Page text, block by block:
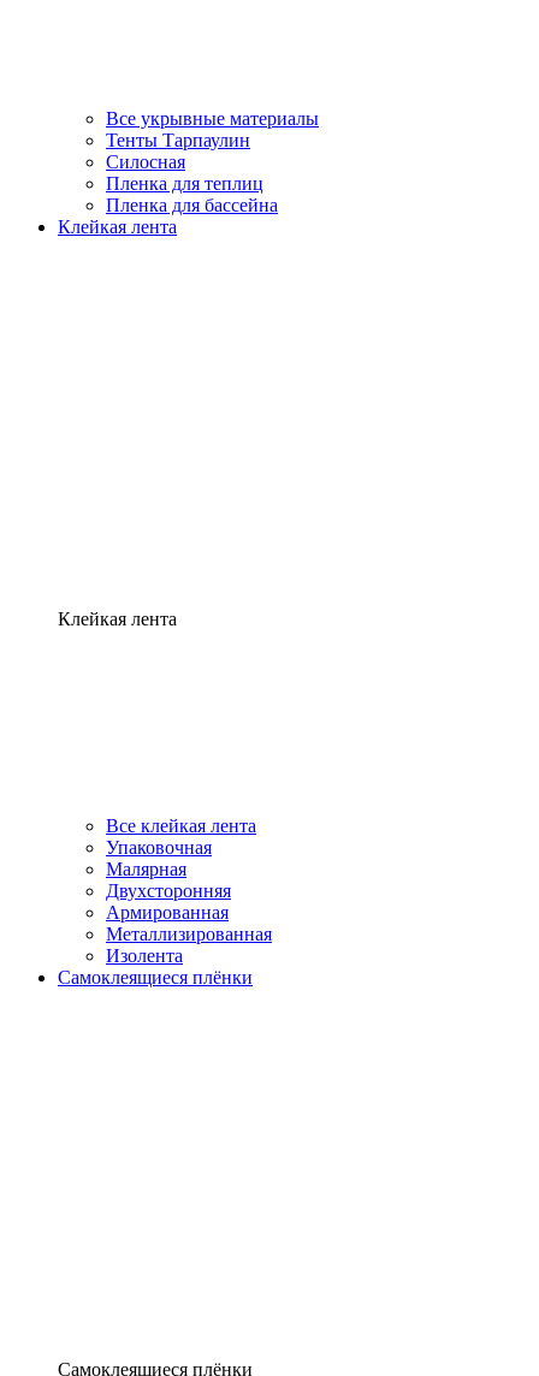
Все укрывные материалы
Тенты Тарпаулин
Силосная
Пленка для теплиц
Пленка для бассейна
Клейкая лента
Клейкая лента
Все клейкая лента
Упаковочная
Малярная
Двухсторонняя
Армированная
Металлизированная
Изолента
Самоклеящиеся плёнки
Самоклеящиеся плёнки